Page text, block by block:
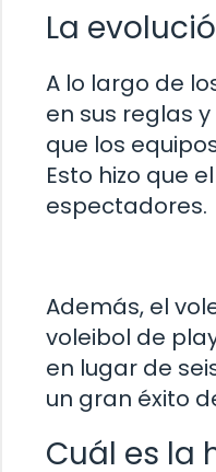
La
A lo largo de
en sus reglas
que los
Esto hizo que
espectadores.
Además, el
voleibol de
en lugar de
un gran éxito
Cuál es la